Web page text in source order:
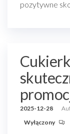
pozytywne
2025-12-28
Wyłączony